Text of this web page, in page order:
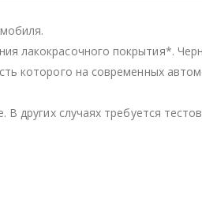
лакокрасочного покрытия*.
которого на современных
других случаях требуется